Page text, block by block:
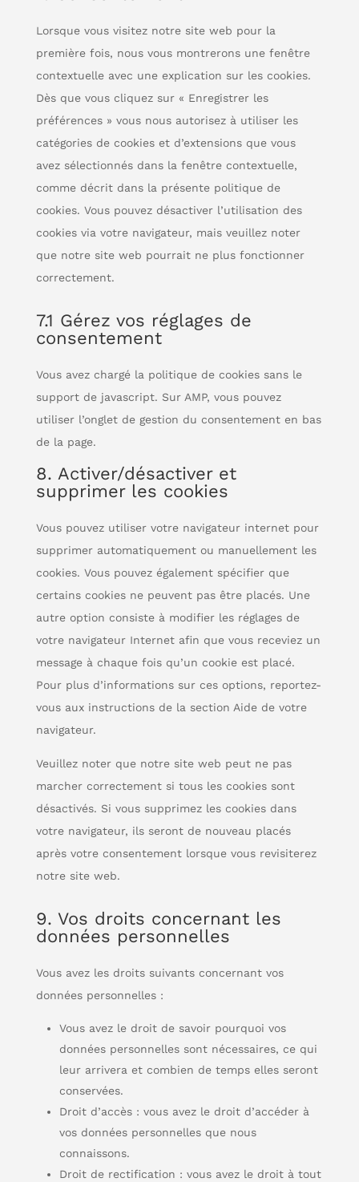
Lorsque vous visitez notre site web pour la
première fois, nous vous montrerons une fenêtre
contextuelle avec une explication sur les cookies.
Dès que vous cliquez sur « Enregistrer les
préférences » vous nous autorisez à utiliser les
catégories de cookies et d’extensions que vous
avez sélectionnés dans la fenêtre contextuelle,
comme décrit dans la présente politique de
cookies. Vous pouvez désactiver l’utilisation des
cookies via votre navigateur, mais veuillez noter
que notre site web pourrait ne plus fonctionner
correctement.
7.1 Gérez vos réglages de
consentement
Vous avez chargé la politique de cookies sans le
support de javascript. Sur AMP, vous pouvez
utiliser l’onglet de gestion du consentement en bas
de la page.
8. Activer/désactiver et
supprimer les cookies
Vous pouvez utiliser votre navigateur internet pour
supprimer automatiquement ou manuellement les
cookies. Vous pouvez également spécifier que
certains cookies ne peuvent pas être placés. Une
autre option consiste à modifier les réglages de
votre navigateur Internet afin que vous receviez un
message à chaque fois qu’un cookie est placé.
Pour plus d’informations sur ces options, reportez-
vous aux instructions de la section Aide de votre
navigateur.
Veuillez noter que notre site web peut ne pas
marcher correctement si tous les cookies sont
désactivés. Si vous supprimez les cookies dans
votre navigateur, ils seront de nouveau placés
après votre consentement lorsque vous revisiterez
notre site web.
9. Vos droits concernant les
données personnelles
Vous avez les droits suivants concernant vos
données personnelles :
Vous avez le droit de savoir pourquoi vos
données personnelles sont nécessaires, ce qui
leur arrivera et combien de temps elles seront
conservées.
Droit d’accès : vous avez le droit d’accéder à
vos données personnelles que nous
connaissons.
Droit de rectification : vous avez le droit à tout